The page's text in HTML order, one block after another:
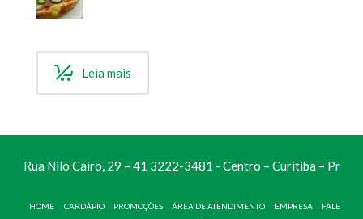
Leia mais
Rua Nilo Cairo, 29 – 41 3222-3481 - Centro – Curitiba – Pr
HOME CARDÁPIO PROMOÇÕES ÁREA DE ATENDIMENTO EMPRESA
FALE